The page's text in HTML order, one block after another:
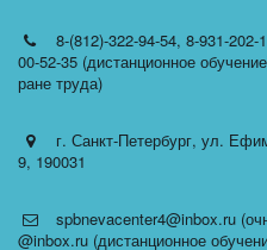
8-(812)-322-94-54, 8-931-202-
00-52-35 (дистанционное
ране труда)
г. Санкт-Петербург, ул.
9, 190031
spbnevacenter4@inbox.ru
@inbox.ru (дистанционное